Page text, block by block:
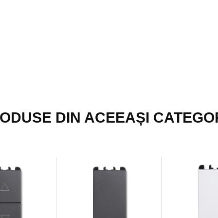
DIN ACEEAȘI